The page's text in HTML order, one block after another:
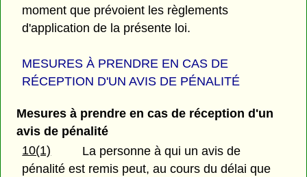
moment que prévoient les règlements
d'application de la présente loi.
MESURES À PRENDRE EN CAS DE
RÉCEPTION D'UN AVIS DE PÉNALITÉ
Mesures à prendre en cas de réception d'un
avis de pénalité
10(1)
La personne à qui un avis de
pénalité est remis peut, au cours du délai que